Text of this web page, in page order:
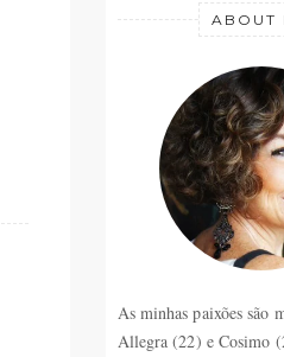
ABOUT
As minhas paixões são
Allegra (22) e Cosimo